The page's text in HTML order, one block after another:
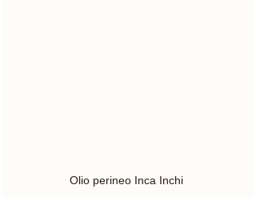
Olio perineo Inca Inchi